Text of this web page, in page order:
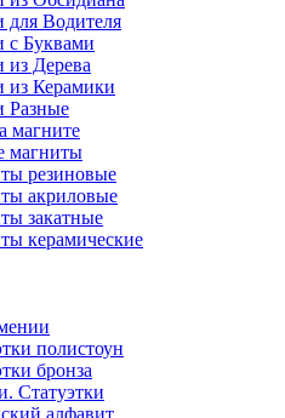
для Водителя
с Буквами
из Дерева
из Керамики
Разные
магните
магниты
резиновые
акриловые
закатные
керамические
полистоун
бронза
Статуэтки
алфавит